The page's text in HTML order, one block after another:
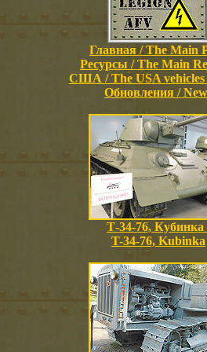
Главная / The Main
Ресурсы / The Main
США / The USA vehicles
Обновления /
Т-34-76, Кубинка
T-34-76, Kubinka